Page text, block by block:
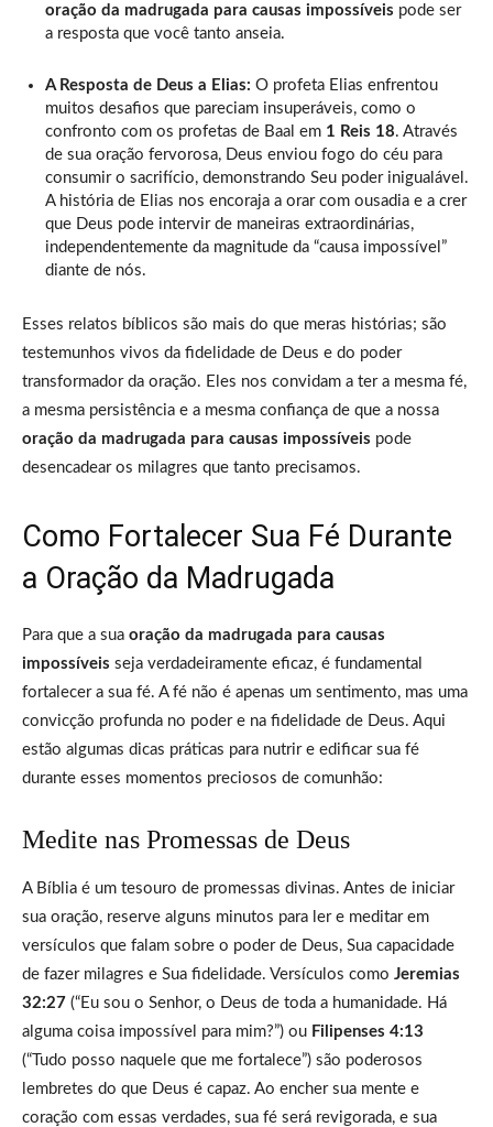
oração da madrugada para causas impossíveis pode ser
a resposta que você tanto anseia.
A Resposta de Deus a Elias: O profeta Elias enfrentou
muitos desafios que pareciam insuperáveis, como o
confronto com os profetas de Baal em 1 Reis 18. Através
de sua oração fervorosa, Deus enviou fogo do céu para
consumir o sacrifício, demonstrando Seu poder inigualável.
A história de Elias nos encoraja a orar com ousadia e a crer
que Deus pode intervir de maneiras extraordinárias,
independentemente da magnitude da “causa impossível”
diante de nós.
Esses relatos bíblicos são mais do que meras histórias; são
testemunhos vivos da fidelidade de Deus e do poder
transformador da oração. Eles nos convidam a ter a mesma fé,
a mesma persistência e a mesma confiança de que a nossa
oração da madrugada para causas impossíveis pode
desencadear os milagres que tanto precisamos.
Como Fortalecer Sua Fé Durante
a Oração da Madrugada
Para que a sua oração da madrugada para causas
impossíveis seja verdadeiramente eficaz, é fundamental
fortalecer a sua fé. A fé não é apenas um sentimento, mas uma
convicção profunda no poder e na fidelidade de Deus. Aqui
estão algumas dicas práticas para nutrir e edificar sua fé
durante esses momentos preciosos de comunhão:
Medite nas Promessas de Deus
A Bíblia é um tesouro de promessas divinas. Antes de iniciar
sua oração, reserve alguns minutos para ler e meditar em
versículos que falam sobre o poder de Deus, Sua capacidade
de fazer milagres e Sua fidelidade. Versículos como Jeremias
32:27 (“Eu sou o Senhor, o Deus de toda a humanidade. Há
alguma coisa impossível para mim?”) ou Filipenses 4:13
(“Tudo posso naquele que me fortalece”) são poderosos
lembretes do que Deus é capaz. Ao encher sua mente e
coração com essas verdades, sua fé será revigorada, e sua